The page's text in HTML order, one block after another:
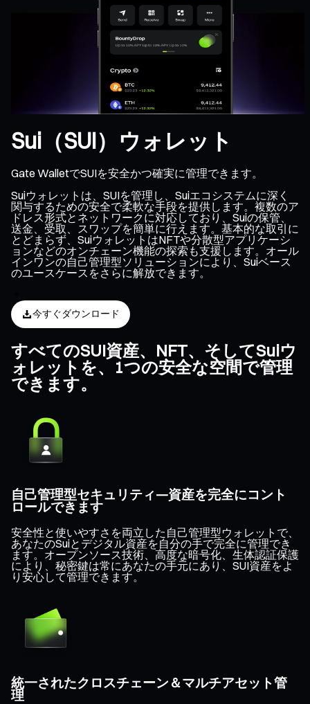
Sui（SUI）ウォレット
Gate WalletでSUIを安全かつ確実に管理できます。
Suiウォレットは、SUIを管理し、Suiエコシステムに深く
関与するための安全で柔軟な手段を提供します。複数のア
ドレス形式とネットワークに対応しており、Suiの保管、
送金、受取、スワップを簡単に行えます。基本的な取引に
とどまらず、SuiウォレットはNFTや分散型アプリケーシ
ョンなどのオンチェーン機能の探索も支援します。オール
インワンの自己管理型ソリューションにより、Suiベース
のユースケースをさらに解放できます。
今すぐダウンロード
すべてのSUI資産、NFT、そしてSuiウ
ォレットを、1つの安全な空間で管理
できます。
自己管理型セキュリティ—資産を完全にコント
ロールできます
安全性と使いやすさを両立した自己管理型ウォレットで、
あなたのSuiとデジタル資産を自分の手で完全に管理でき
ます。オープンソース技術、高度な暗号化、生体認証保護
により、秘密鍵は常にあなたの手元にあり、SUI資産をよ
り安心して管理できます。
統一されたクロスチェーン＆マルチアセット管
理